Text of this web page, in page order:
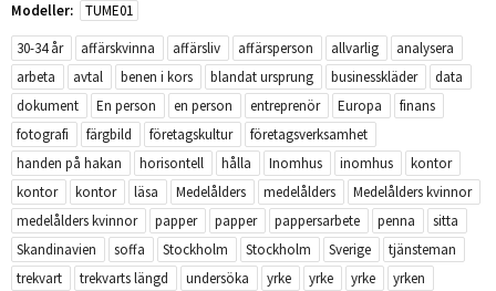
Modeller:
TUME01
30-34 år
affärskvinna affärsliv affärsperson allvarlig
analysera
arbeta
avtal benen i kors blandat ursprung businesskläder
data
dokument
En person en person entreprenör Europa
finans
fotografi
färgbild företagskultur
företagsverksamhet
handen på hakan
horisontell hålla Inomhus inomhus
kontor
kontor
kontor läsa Medelålders medelålders
Medelålders kvinnor
medelålders kvinnor
papper papper pappersarbete penna
sitta
Skandinavien
soffa Stockholm Stockholm Sverige
tjänsteman
trekvart
trekvarts längd undersöka yrke yrke yrke yrken